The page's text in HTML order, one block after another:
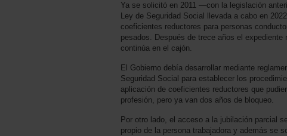
Ya se solicitó en 2011 —con la legislación
Ley de Seguridad Social llevada a cabo en
coeficientes reductores para personas
pesados. Después de trece años el expediente
continúa en el cajón.
El Gobierno debía desarrollar mediante
Seguridad Social para establecer los
aplicación de coeficientes reductores que
profesión, pero ya van dos años de bloqueo.
Por otro lado, el acceso a la jubilación parcial
propio de la persona trabajadora y además se